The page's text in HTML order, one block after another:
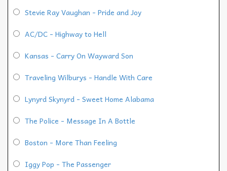
Stevie Ray Vaughan - Pride and Joy
AC/DC - Highway to Hell
Kansas - Carry On Wayward Son
Traveling Wilburys - Handle With Care
Lynyrd Skynyrd - Sweet Home Alabama
The Police - Message In A Bottle
Boston - More Than Feeling
Iggy Pop - The Passenger